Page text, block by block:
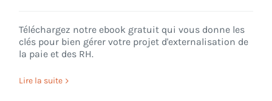
Téléchargez notre ebook gratuit qui vous donne les
clés pour bien gérer votre projet d'externalisation de
la paie et des RH.
Lire la suite